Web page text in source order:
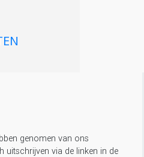
genomen van ons
uitschrijven via de linken in de